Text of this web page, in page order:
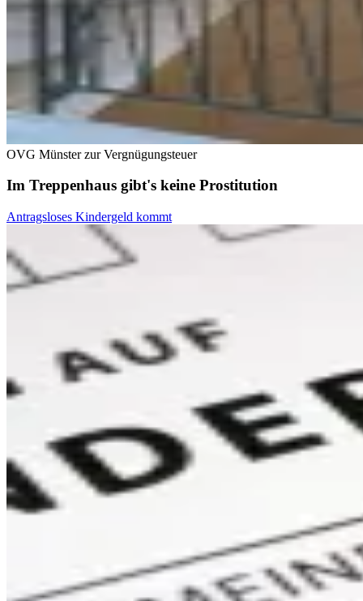
OVG Münster zur Vergnügungsteuer
Im Treppenhaus gibt's keine Prostitution
Antragsloses Kindergeld kommt